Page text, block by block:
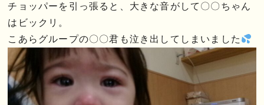
チョッパーを引っ張ると、大きな音がして〇〇ちゃん
はビックリ。
こあらグループの〇〇君も泣き出してしまいました